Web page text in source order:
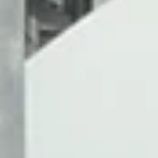
通り強い！軽い！ 怪我のリスクはかな
り下がります！...